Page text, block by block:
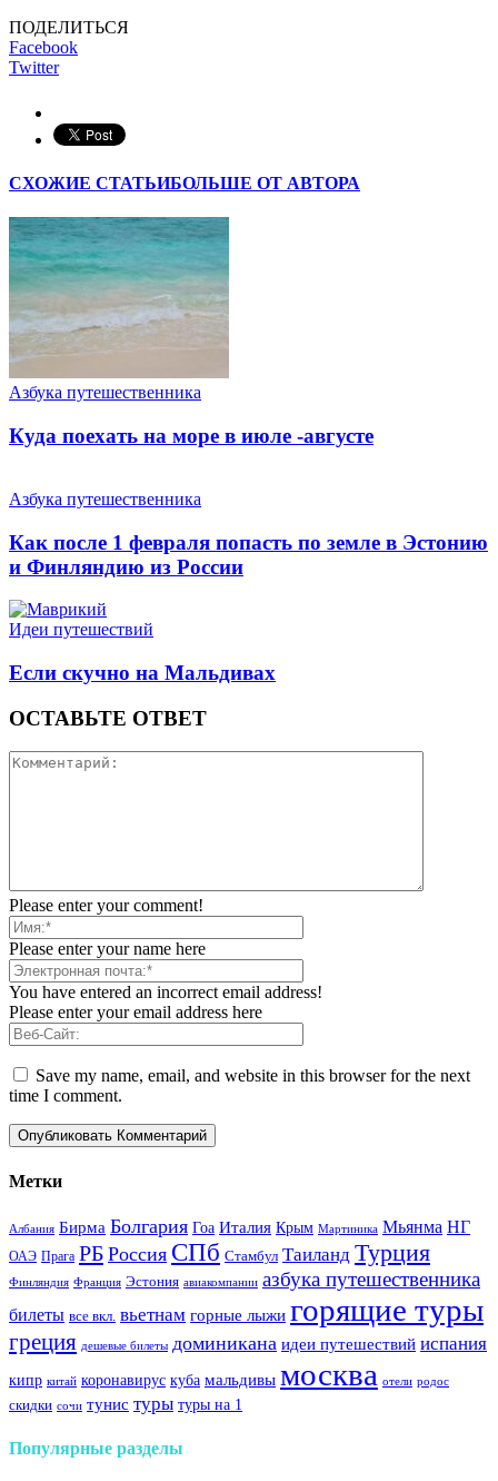
ПОДЕЛИТЬСЯ
Facebook
Twitter
СХОЖИЕ СТАТЬИБОЛЬШЕ ОТ АВТОРА
Азбука путешественника
Куда поехать на море в июле -августе
Азбука путешественника
Как после 1 февраля попасть по земле в Эстонию
и Финляндию из России
Идеи путешествий
Если скучно на Мальдивах
ОСТАВЬТЕ ОТВЕТ
Please enter your comment!
Please enter your name here
You have entered an incorrect email address!
Please enter your email address here
Save my name, email, and website in this browser for the next
time I comment.
Метки
Албания Бирма Болгария Гоа Италия Крым Мартиника Мьянма НГ
ОАЭ Прага РБ Россия СПб Стамбул Таиланд Турция
Финляндия Франция Эстония авиакомпании азбука путешественника
билеты все вкл. вьетнам горные лыжи горящие туры
греция дешевые билеты доминикана идеи путешествий испания
кипр китай коронавирус куба мальдивы москва отели родос
скидки сочи тунис туры туры на 1
Популярные разделы